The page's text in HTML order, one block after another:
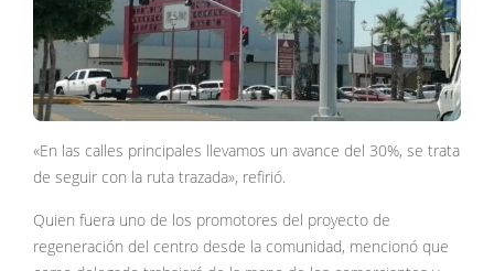
«En las calles principales llevamos un avance del 30%, se trata
de seguir con la ruta trazada», refirió.
Quien fuera uno de los promotores del proyecto de
regeneración del centro desde la comunidad, mencionó que